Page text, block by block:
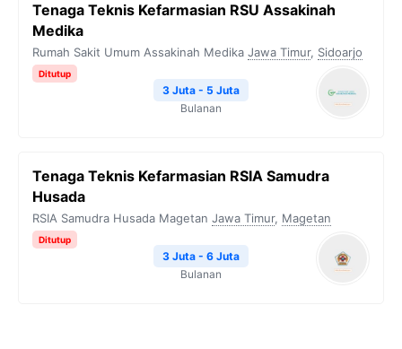
Tenaga Teknis Kefarmasian RSU Assakinah
Medika
Rumah Sakit Umum Assakinah Medika Jawa Timur, Sidoarjo
Ditutup
3 Juta - 5 Juta
Bulanan
Tenaga Teknis Kefarmasian RSIA Samudra
Husada
RSIA Samudra Husada Magetan Jawa Timur, Magetan
Ditutup
3 Juta - 6 Juta
Bulanan